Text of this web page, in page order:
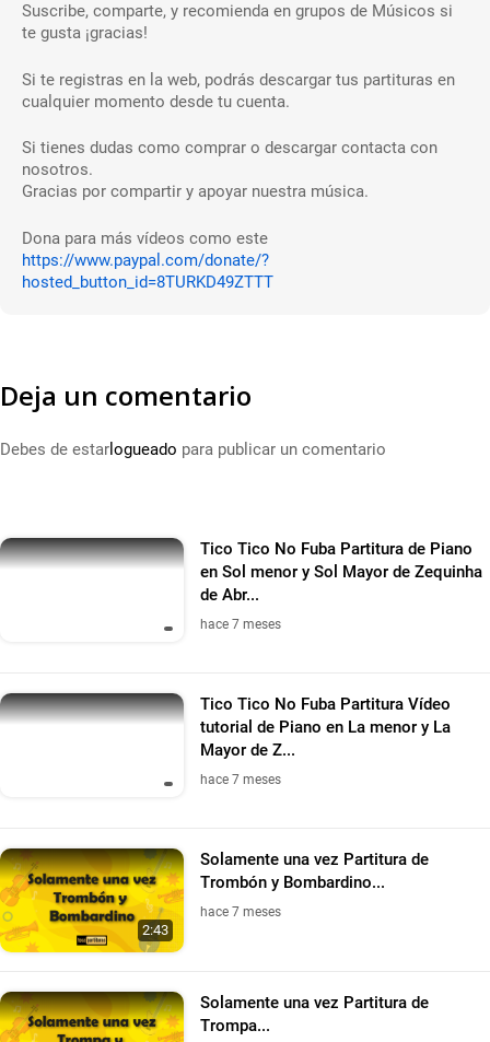
Suscribe, comparte, y recomienda en grupos de Músicos si
te gusta ¡gracias!
Si te registras en la web, podrás descargar tus partituras en
cualquier momento desde tu cuenta.
Si tienes dudas como comprar o descargar contacta con
nosotros.
Gracias por compartir y apoyar nuestra música.
Dona para más vídeos como este
https://www.paypal.com/donate/?
hosted_button_id=8TURKD49ZTTT
Deja un comentario
Debes de estar logueado para publicar un comentario
Tico Tico No Fuba Partitura de Piano
en Sol menor y Sol Mayor de Zequinha
de Abr...
hace 7 meses
Tico Tico No Fuba Partitura Vídeo
tutorial de Piano en La menor y La
Mayor de Z...
hace 7 meses
2:43
Solamente una vez Partitura de
Trombón y Bombardino...
hace 7 meses
Solamente una vez Partitura de
Trompa...